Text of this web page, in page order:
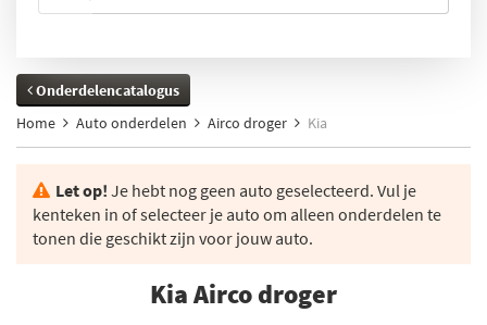
Onderdelencatalogus
Home
Auto onderdelen Airco droger Kia
Let op! Je hebt nog geen auto geselecteerd. Vul je
kenteken in of selecteer je auto om alleen onderdelen te
tonen die geschikt zijn voor jouw auto.
Kia Airco droger